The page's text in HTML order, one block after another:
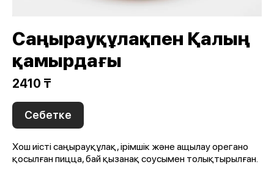
Саңырауқұлақпен Қалың
қамырдағы
2410 ₸
Себетке
Хош иісті саңырауқұлақ, ірімшік және ащылау орегано
қосылған пицца, бай қызанақ соусымен толықтырылған.